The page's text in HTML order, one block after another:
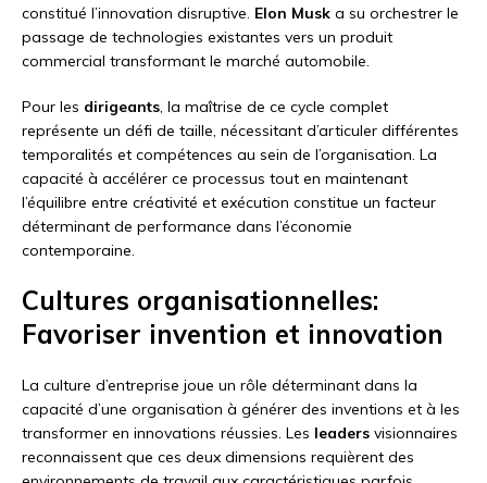
constitué l’innovation disruptive. Elon Musk a su orchestrer le
passage de technologies existantes vers un produit
commercial transformant le marché automobile.
Pour les dirigeants, la maîtrise de ce cycle complet
représente un défi de taille, nécessitant d’articuler différentes
temporalités et compétences au sein de l’organisation. La
capacité à accélérer ce processus tout en maintenant
l’équilibre entre créativité et exécution constitue un facteur
déterminant de performance dans l’économie
contemporaine.
Cultures organisationnelles:
Favoriser invention et innovation
La culture d’entreprise joue un rôle déterminant dans la
capacité d’une organisation à générer des inventions et à les
transformer en innovations réussies. Les leaders visionnaires
reconnaissent que ces deux dimensions requièrent des